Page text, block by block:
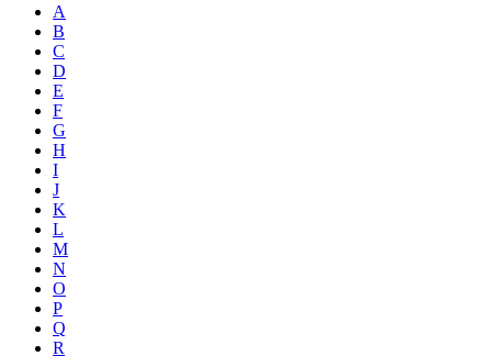
A
B
C
D
E
F
G
H
I
J
K
L
M
N
O
P
Q
R